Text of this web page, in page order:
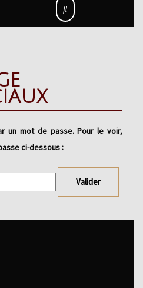
un mot de passe. Pour le voir,
ci-dessous :